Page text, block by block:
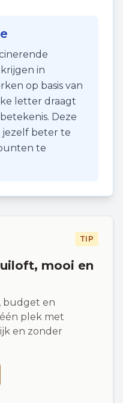
in
op basis van
letter draagt
Deze
jezelf beter te
te
TIP
mooi en
budget en
plek met
en zonder